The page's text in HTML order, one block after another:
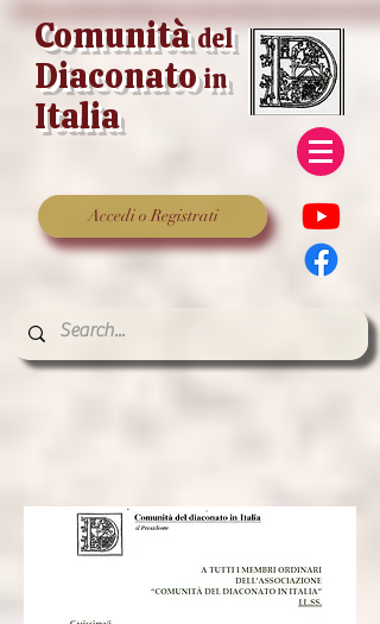
Comunitàdel
Diaconatoin
Italia
Accedi o Registrati